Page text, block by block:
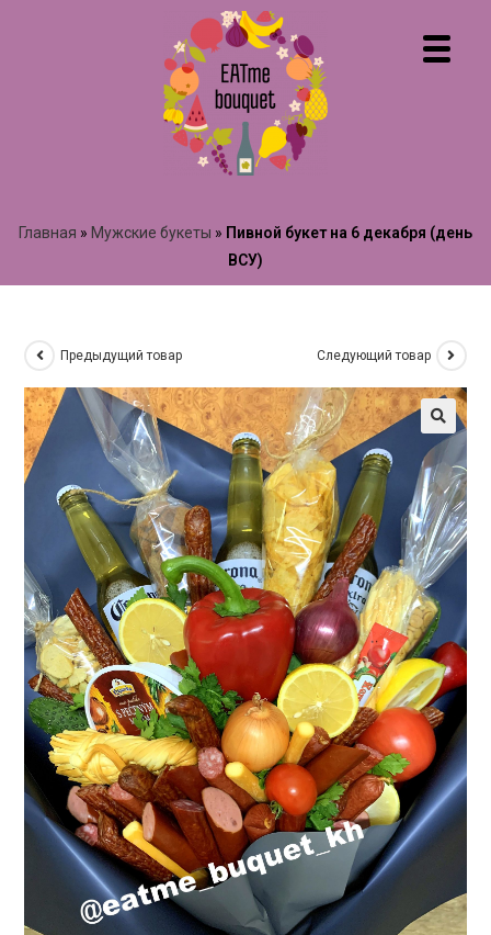
Главная » Мужские букеты » Пивной букет на 6 декабря (день
ВСУ)
Предыдущий товар Следующий товар
🔍